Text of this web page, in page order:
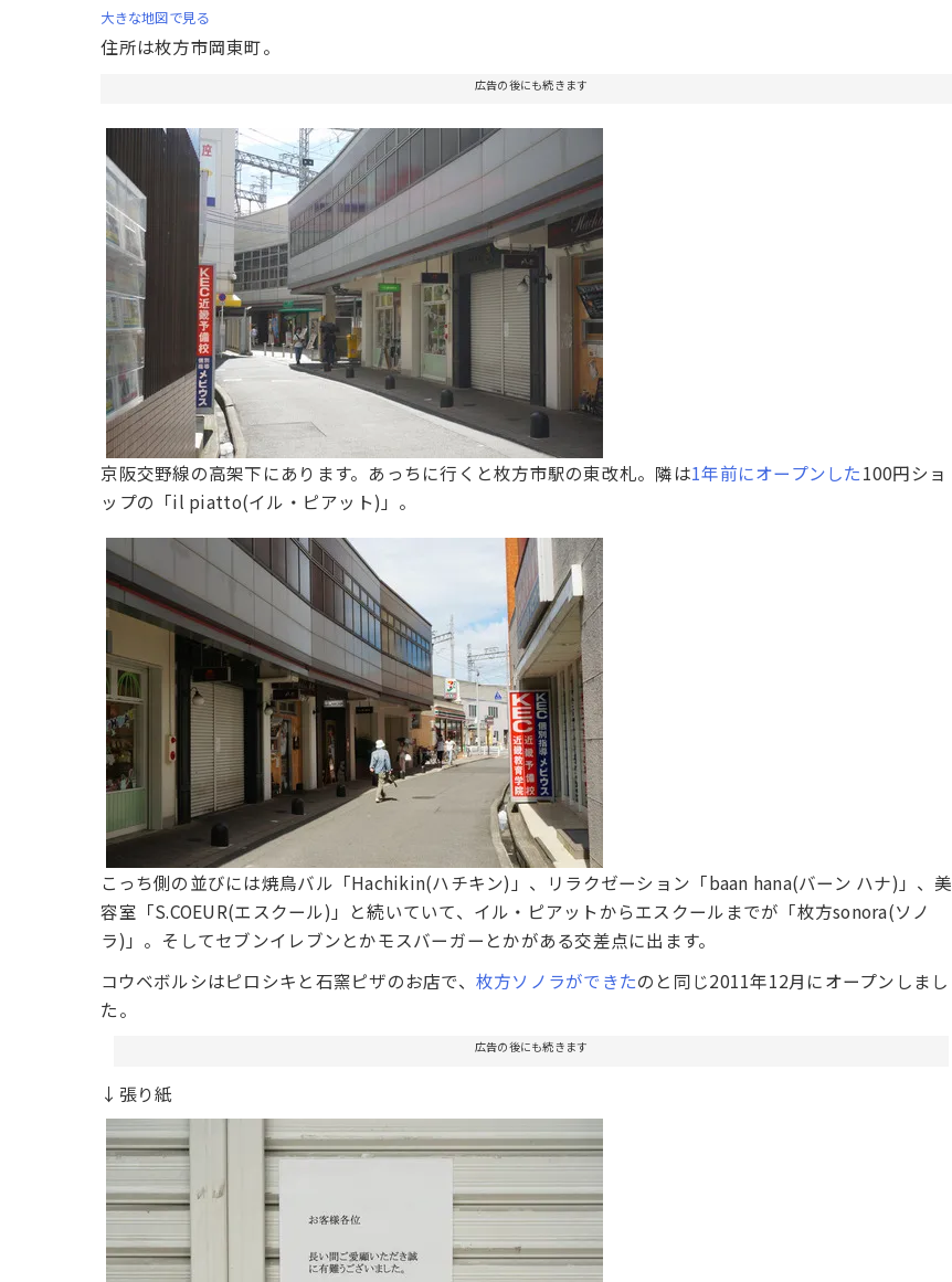
大きな地図で見る
住所は枚方市岡東町。
広告の後にも続きます
京阪交野線の高架下にあります。あっちに行くと枚方市駅の東改札。隣は1年前にオープンした100円ショ
ップの「il piatto(イル・ピアット)」。
こっち側の並びには焼鳥バル「Hachikin(ハチキン)」、リラクゼーション「baan hana(バーン ハナ)」、美
容室「S.COEUR(エスクール)」と続いていて、イル・ピアットからエスクールまでが「枚方sonora(ソノ
ラ)」。そしてセブンイレブンとかモスバーガーとかがある交差点に出ます。
コウベボルシはピロシキと石窯ピザのお店で、 枚方ソノラができたのと同じ2011年12月にオープンしまし
た。
広告の後にも続きます
↓張り紙